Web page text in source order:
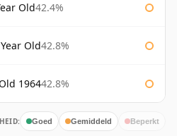
Old42.4%
Old42.8%
196442.8%
Goed Gemiddeld Beperkt